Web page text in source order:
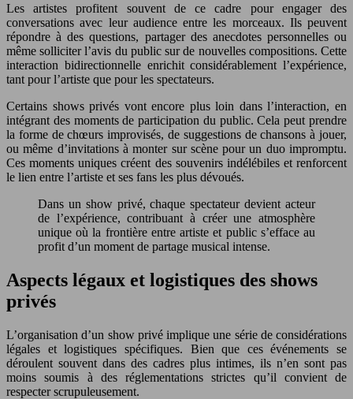
Les artistes profitent souvent de ce cadre pour engager des
conversations avec leur audience entre les morceaux. Ils peuvent
répondre à des questions, partager des anecdotes personnelles ou
même solliciter l’avis du public sur de nouvelles compositions. Cette
interaction bidirectionnelle enrichit considérablement l’expérience,
tant pour l’artiste que pour les spectateurs.
Certains shows privés vont encore plus loin dans l’interaction, en
intégrant des moments de participation du public. Cela peut prendre
la forme de chœurs improvisés, de suggestions de chansons à jouer,
ou même d’invitations à monter sur scène pour un duo impromptu.
Ces moments uniques créent des souvenirs indélébiles et renforcent
le lien entre l’artiste et ses fans les plus dévoués.
Dans un show privé, chaque spectateur devient acteur
de l’expérience, contribuant à créer une atmosphère
unique où la frontière entre artiste et public s’efface au
profit d’un moment de partage musical intense.
Aspects légaux et logistiques des shows
privés
L’organisation d’un show privé implique une série de considérations
légales et logistiques spécifiques. Bien que ces événements se
déroulent souvent dans des cadres plus intimes, ils n’en sont pas
moins soumis à des réglementations strictes qu’il convient de
respecter scrupuleusement.